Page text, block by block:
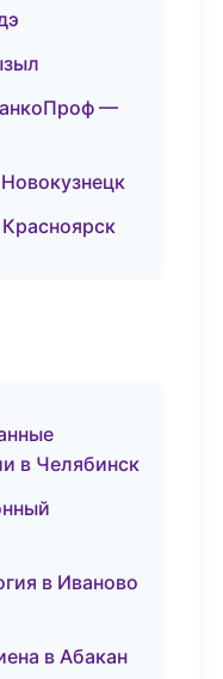
—
в Челябинск
в Иваново
в Абакан